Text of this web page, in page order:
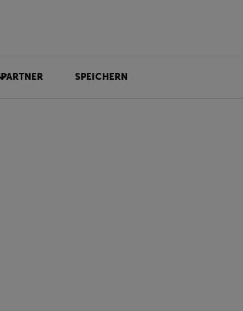
SPEICHERN